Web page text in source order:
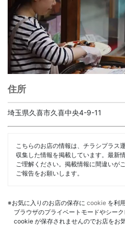
住所
埼玉県久喜市久喜中央4-9-11
こちらのお店の情報は、チラシプラス
収集した情報を掲載しています。最新
ご理解ください。掲載情報に間違いが
ご報告をお願いします。
※お気に入りのお店の保存に cookie を利
ブラウザのプライベートモードやシー
cookie が保存されませんのでお店をお